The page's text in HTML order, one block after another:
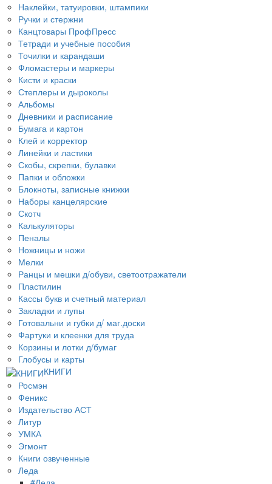
Наклейки, татуировки, штампики
Ручки и стержни
Канцтовары ПрофПресс
Тетради и учебные пособия
Точилки и карандаши
Фломастеры и маркеры
Кисти и краски
Степлеры и дыроколы
Альбомы
Дневники и расписание
Бумага и картон
Клей и корректор
Линейки и ластики
Скобы, скрепки, булавки
Папки и обложки
Блокноты, записные книжки
Наборы канцелярские
Скотч
Калькуляторы
Пеналы
Ножницы и ножи
Мелки
Ранцы и мешки д/обуви, светоотражатели
Пластилин
Кассы букв и счетный материал
Закладки и лупы
Готовальни и губки д/ маг.доски
Фартуки и клеенки для труда
Корзины и лотки д/бумаг
Глобусы и карты
КНИГИ
Росмэн
Феникс
Издательство АСТ
Литур
УМКА
Эгмонт
Книги озвученные
Леда